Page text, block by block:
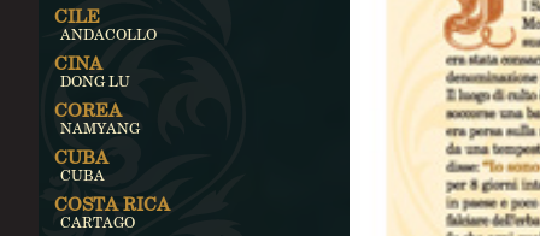
CILE
ANDACOLLO
CINA
DONG LU
COREA
NAMYANG
CUBA
CUBA
COSTA RICA
CARTAGO